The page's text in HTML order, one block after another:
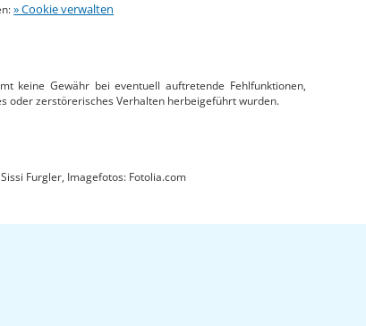
» Cookie verwalten
keine Gewähr bei eventuell auftretende Fehlfunktionen,
oder zerstörerisches Verhalten herbeigeführt wurden.
Furgler, Imagefotos: Fotolia.com